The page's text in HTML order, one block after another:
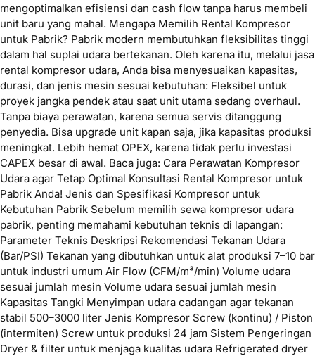
mengoptimalkan efisiensi dan cash flow tanpa harus membeli
unit baru yang mahal. Mengapa Memilih Rental Kompresor
untuk Pabrik? Pabrik modern membutuhkan fleksibilitas tinggi
dalam hal suplai udara bertekanan. Oleh karena itu, melalui jasa
rental kompresor udara, Anda bisa menyesuaikan kapasitas,
durasi, dan jenis mesin sesuai kebutuhan: Fleksibel untuk
proyek jangka pendek atau saat unit utama sedang overhaul.
Tanpa biaya perawatan, karena semua servis ditanggung
penyedia. Bisa upgrade unit kapan saja, jika kapasitas produksi
meningkat. Lebih hemat OPEX, karena tidak perlu investasi
CAPEX besar di awal. Baca juga: Cara Perawatan Kompresor
Udara agar Tetap Optimal Konsultasi Rental Kompresor untuk
Pabrik Anda! Jenis dan Spesifikasi Kompresor untuk
Kebutuhan Pabrik Sebelum memilih sewa kompresor udara
pabrik, penting memahami kebutuhan teknis di lapangan:
Parameter Teknis Deskripsi Rekomendasi Tekanan Udara
(Bar/PSI) Tekanan yang dibutuhkan untuk alat produksi 7–10 bar
untuk industri umum Air Flow (CFM/m³/min) Volume udara
sesuai jumlah mesin Volume udara sesuai jumlah mesin
Kapasitas Tangki Menyimpan udara cadangan agar tekanan
stabil 500–3000 liter Jenis Kompresor Screw (kontinu) / Piston
(intermiten) Screw untuk produksi 24 jam Sistem Pengeringan
Dryer & filter untuk menjaga kualitas udara Refrigerated dryer